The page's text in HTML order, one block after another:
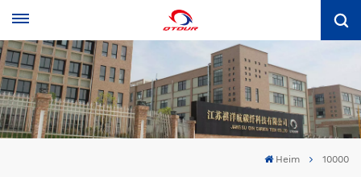
Heim 10000